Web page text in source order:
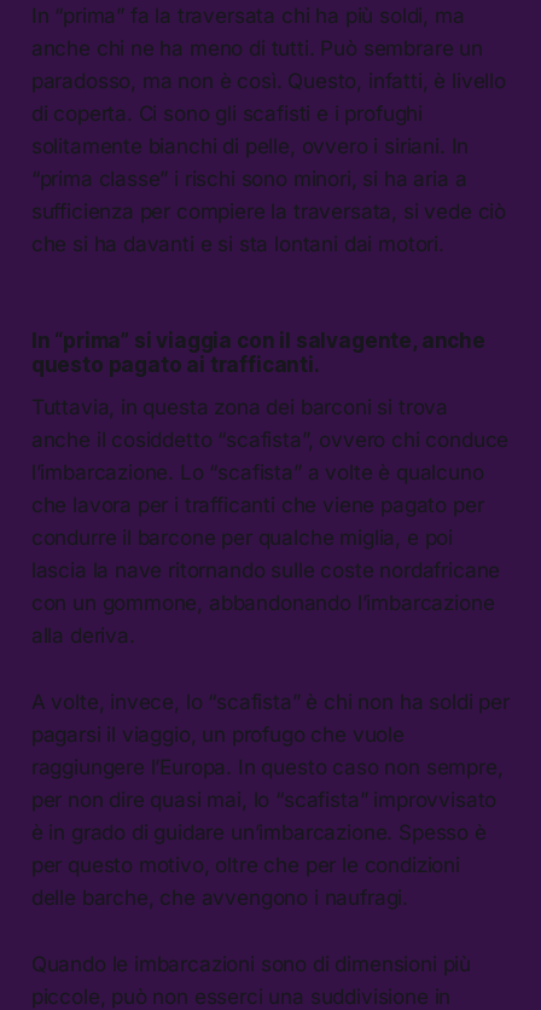
In “prima” fa la traversata chi ha più soldi, ma
anche chi ne ha meno di tutti. Può sembrare un
paradosso, ma non è così. Questo, infatti, è livello
di coperta. Ci sono gli scafisti e i profughi
solitamente bianchi di pelle, ovvero i siriani. In
“prima classe” i rischi sono minori, si ha aria a
sufficienza per compiere la traversata, si vede ciò
che si ha davanti e si sta lontani dai motori.
In “prima” si viaggia con il salvagente, anche
questo pagato ai trafficanti.
Tuttavia, in questa zona dei barconi si trova
anche il cosiddetto “scafista”, ovvero chi conduce
l’imbarcazione. Lo “scafista” a volte è qualcuno
che lavora per i trafficanti che viene pagato per
condurre il barcone per qualche miglia, e poi
lascia la nave ritornando sulle coste nordafricane
con un gommone, abbandonando l’imbarcazione
alla deriva.
A volte, invece, lo “scafista” è chi non ha soldi per
pagarsi il viaggio, un profugo che vuole
raggiungere l’Europa. In questo caso non sempre,
per non dire quasi mai, lo “scafista” improvvisato
è in grado di guidare un’imbarcazione. Spesso è
per questo motivo, oltre che per le condizioni
delle barche, che avvengono i naufragi.
Quando le imbarcazioni sono di dimensioni più
piccole, può non esserci una suddivisione in